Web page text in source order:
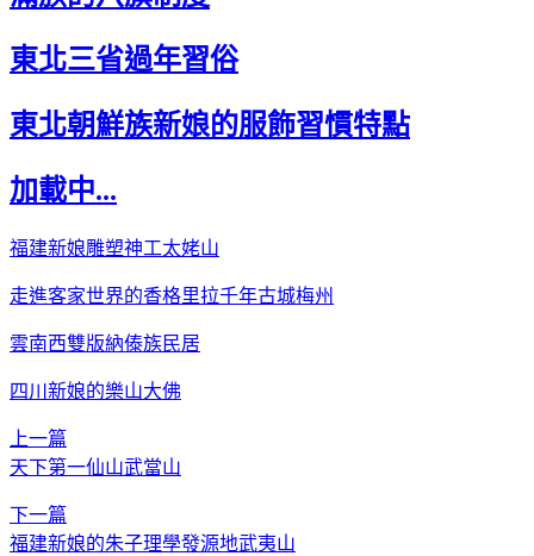
東北三省過年習俗
東北朝鮮族新娘的服飾習慣特點
加載中...
福建新娘雕塑神工太姥山
走進客家世界的香格里拉千年古城梅州
雲南西雙版納傣族民居
四川新娘的樂山大佛
上一篇
天下第一仙山武當山
下一篇
福建新娘的朱子理學發源地武夷山